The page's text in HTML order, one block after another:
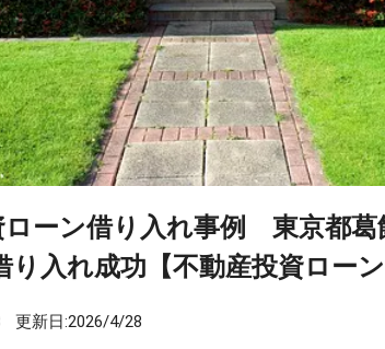
ローン借り入れ事例 東京都葛
り入れ成功【不動産投資ローン
更新日:2026/4/28